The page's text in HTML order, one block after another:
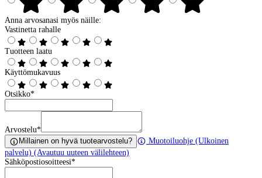
Anna arvosanasi myös näille:
Vastinetta rahalle
Tuotteen laatu
Käyttömukavuus
Otsikko*
Arvostelu*
Millainen on hyvä tuotearvostelu?
Muotoiluohje (Ulkoinen
palvelu) (Avautuu uuteen välilehteen)
Sähköpostiosoitteesi*